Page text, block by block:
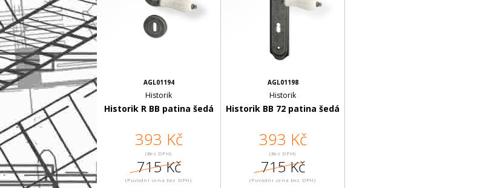
AGL01194
Historik
Historik R BB patina šedá
393 Kč
(Bez DPH)
715 Kč
(Puvodní cena bez DPH)
AGL01198
Historik
Historik BB 72 patina šedá
393 Kč
(Bez DPH)
715 Kč
(Puvodní cena bez DPH)